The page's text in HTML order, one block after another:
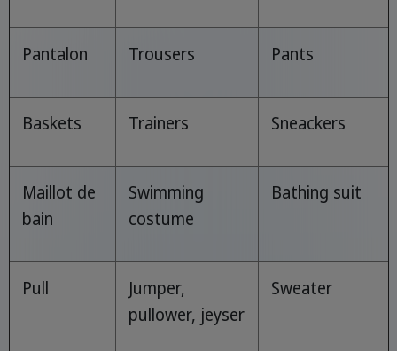
Pantalon Trousers Pants
Baskets Trainers Sneackers
Maillot de
bain
Swimming
costume
Bathing suit
Pull
Jumper,
pullower, jeyser
Sweater